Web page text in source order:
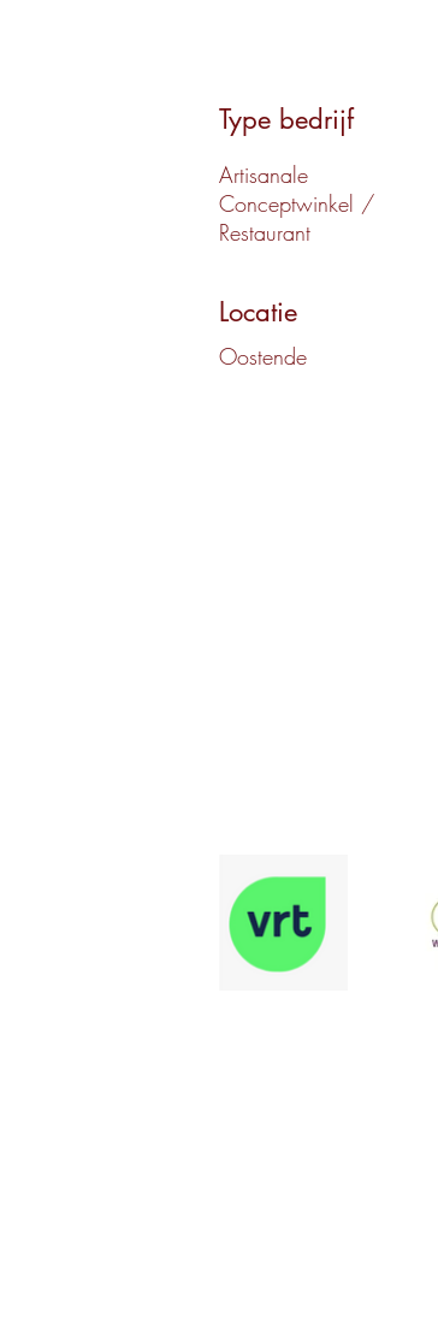
Type bedrijf
Artisanale
Conceptwinkel /
Restaurant
Locatie
Oostende